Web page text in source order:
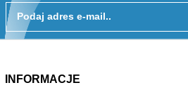
Podaj adres e-mail..
INFORMACJE